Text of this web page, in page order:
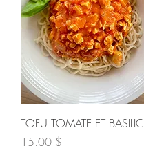
TOFU TOMATE ET BASILIC
Prix
15,00 $